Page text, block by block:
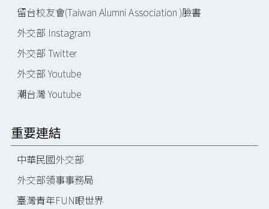
留台校友會(Taiwan Alumni Association )臉書
外交部 Instagram
外交部 Twitter
外交部 Youtube
潮台灣 Youtube
重要連結
中華民國外交部
外交部領事事務局
臺灣青年FUN眼世界